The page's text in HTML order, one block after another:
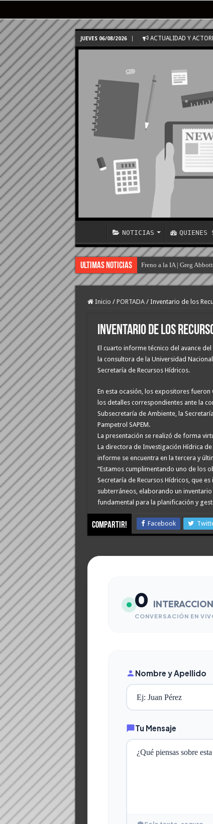
JUEVES 06/08/2026 ACTUALIDAD Y
NOTICIAS QUIENES
Ultimas Noticias Freno a la IA | Greg
Inicio / PORTADA / Inventario de los
Inventario de los
El cuarto informe técnico del avance
la consultora de la Universidad
Secretaría de Recursos Hídricos.
En esta ocasión, los expositores
los detalles correspondientes ante la
Subsecretaría de Ambiente, la
Pampetrol SAPEM.
La presentación se realizó de forma
La directora de Investigación Hídrica
informe se encuentra en la tercera y
“Estamos cumplimentando uno de los
Secretaría de Recursos Hídricos, que
subterráneos, elaborando un
fundamental para la planificación y
compartir! Facebook
0
CONVERSACIÓN EN
Nombre y Apellido
Tu Mensaje